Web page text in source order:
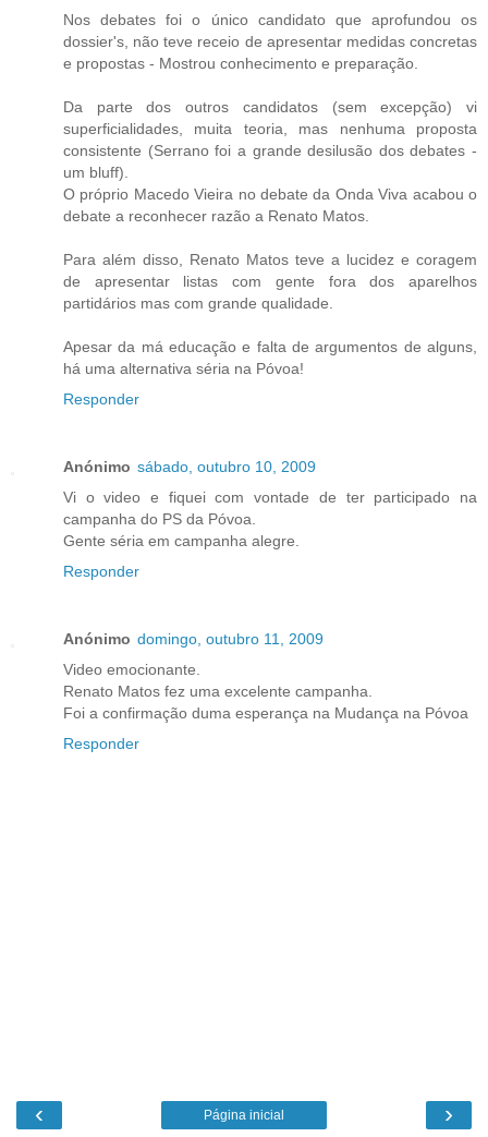
Nos debates foi o único candidato que aprofundou os
dossier's, não teve receio de apresentar medidas concretas
e propostas - Mostrou conhecimento e preparação.
Da parte dos outros candidatos (sem excepção) vi
superficialidades, muita teoria, mas nenhuma proposta
consistente (Serrano foi a grande desilusão dos debates -
um bluff).
O próprio Macedo Vieira no debate da Onda Viva acabou o
debate a reconhecer razão a Renato Matos.
Para além disso, Renato Matos teve a lucidez e coragem
de apresentar listas com gente fora dos aparelhos
partidários mas com grande qualidade.
Apesar da má educação e falta de argumentos de alguns,
há uma alternativa séria na Póvoa!
Responder
Anónimo sábado, outubro 10, 2009
Vi o video e fiquei com vontade de ter participado na
campanha do PS da Póvoa.
Gente séria em campanha alegre.
Responder
Anónimo domingo, outubro 11, 2009
Video emocionante.
Renato Matos fez uma excelente campanha.
Foi a confirmação duma esperança na Mudança na Póvoa
Responder
‹ ›
Página inicial